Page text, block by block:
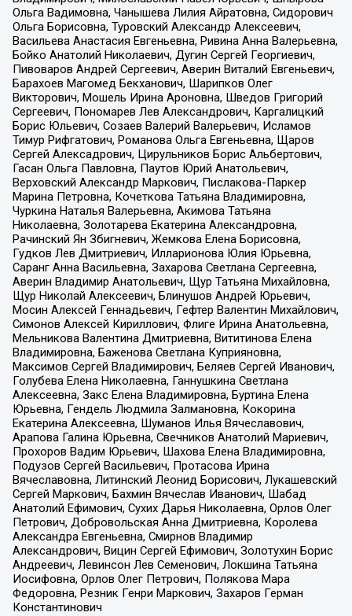
Ольга Вадимовна, Чанышева Лилия Айратовна, Сидорович
Ольга Борисовна, Туровский Александр Алексеевич,
Васильева Анастасия Евгеньевна, Ривина Анна Валерьевна,
Бойко Анатолий Николаевич, Дугин Сергей Георгиевич,
Пивоваров Андрей Сергеевич, Аверин Виталий Евгеньевич,
Барахоев Магомед Бекханович, Шарипков Олег
Викторович, Мошель Ирина Ароновна, Шведов Григорий
Сергеевич, Пономарев Лев Александрович, Каргалицкий
Борис Юльевич, Созаев Валерий Валерьевич, Исламов
Тимур Рифгатович, Романова Ольга Евгеньевна, Щаров
Сергей Алексадрович, Цирульников Борис Альбертович,
Гасан Ольга Павловна, Паутов Юрий Анатольевич,
Верховский Александр Маркович, Пислакова-Паркер
Марина Петровна, Кочеткова Татьяна Владимировна,
Чуркина Наталья Валерьевна, Акимова Татьяна
Николаевна, Золотарева Екатерина Александровна,
Рачинский Ян Збигневич, Жемкова Елена Борисовна,
Гудков Лев Дмитриевич, Илларионова Юлия Юрьевна,
Саранг Анна Васильевна, Захарова Светлана Сергеевна,
Аверин Владимир Анатольевич, Щур Татьяна Михайловна,
Щур Николай Алексеевич, Блинушов Андрей Юрьевич,
Мосин Алексей Геннадьевич, Гефтер Валентин Михайлович,
Симонов Алексей Кириллович, Флиге Ирина Анатольевна,
Мельникова Валентина Дмитриевна, Вититинова Елена
Владимировна, Баженова Светлана Куприяновна,
Максимов Сергей Владимирович, Беляев Сергей Иванович,
Голубева Елена Николаевна, Ганнушкина Светлана
Алексеевна, Закс Елена Владимировна, Буртина Елена
Юрьевна, Гендель Людмила Залмановна, Кокорина
Екатерина Алексеевна, Шуманов Илья Вячеславович,
Арапова Галина Юрьевна, Свечников Анатолий Мариевич,
Прохоров Вадим Юрьевич, Шахова Елена Владимировна,
Подузов Сергей Васильевич, Протасова Ирина
Вячеславовна, Литинский Леонид Борисович, Лукашевский
Сергей Маркович, Бахмин Вячеслав Иванович, Шабад
Анатолий Ефимович, Сухих Дарья Николаевна, Орлов Олег
Петрович, Добровольская Анна Дмитриевна, Королева
Александра Евгеньевна, Смирнов Владимир
Александрович, Вицин Сергей Ефимович, Золотухин Борис
Андреевич, Левинсон Лев Семенович, Локшина Татьяна
Иосифовна, Орлов Олег Петрович, Полякова Мара
Федоровна, Резник Генри Маркович, Захаров Герман
Константинович